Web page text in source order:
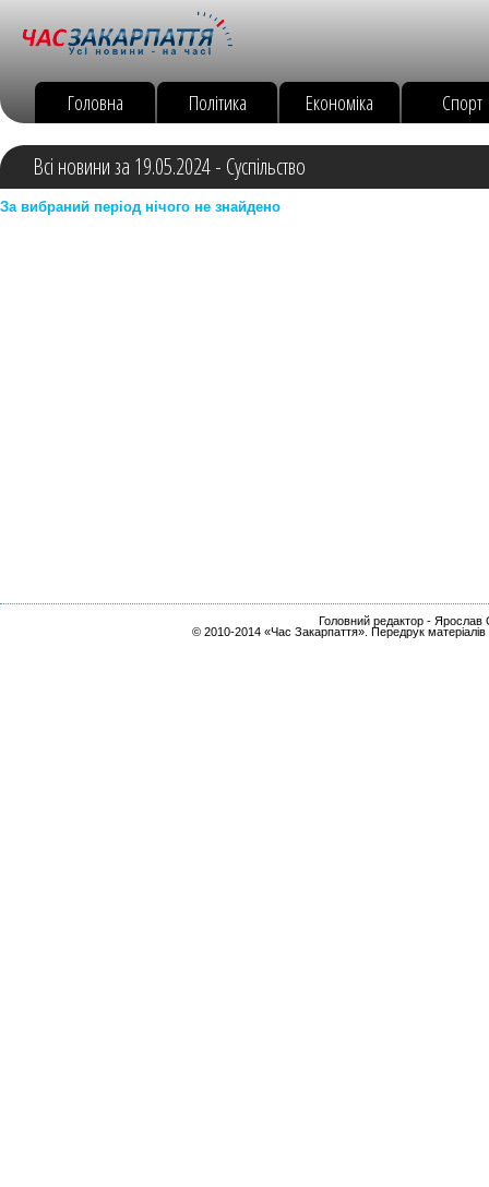
Головна Політика Економіка Спорт
Всі новини за 19.05.2024 - Суспільство
За вибраний період нічого не знайдено
Головний редактор - Ярослав
© 2010-2014 «Час Закарпаття». Передрук